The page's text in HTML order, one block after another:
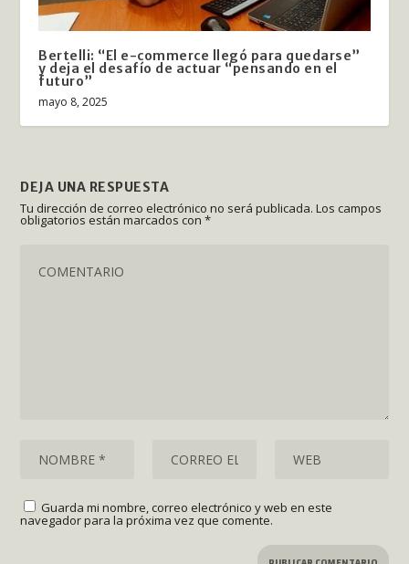
Bertelli: “El e-commerce llegó para quedarse”
y deja el desafío de actuar “pensando en el
futuro”
mayo 8, 2025
DEJA UNA RESPUESTA
Tu dirección de correo electrónico no será publicada. Los campos
obligatorios están marcados con*
Guarda mi nombre, correo electrónico y web en este
navegador para la próxima vez que comente.